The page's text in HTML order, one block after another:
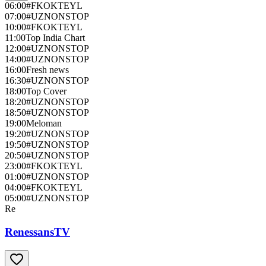
06:00#FKOKTEYL
07:00#UZNONSTOP
10:00#FKOKTEYL
11:00Top India Chart
12:00#UZNONSTOP
14:00#UZNONSTOP
16:00Fresh news
16:30#UZNONSTOP
18:00Top Cover
18:20#UZNONSTOP
18:50#UZNONSTOP
19:00Meloman
19:20#UZNONSTOP
19:50#UZNONSTOP
20:50#UZNONSTOP
23:00#FKOKTEYL
01:00#UZNONSTOP
04:00#FKOKTEYL
05:00#UZNONSTOP
Re
RenessansTV